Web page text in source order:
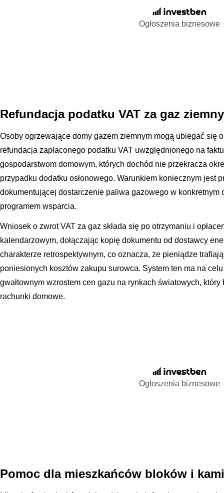
Ogłoszenia biznesowe
Refundacja podatku VAT za gaz ziemny
Osoby ogrzewające domy gazem ziemnym mogą ubiegać się
refundacja zapłaconego podatku VAT uwzględnionego na
gospodarstwom domowym, których dochód nie przekracza
przypadku dodatku osłonowego. Warunkiem koniecznym jest
dokumentującej dostarczenie paliwa gazowego w konkretnym
programem wsparcia.
Wniosek o zwrot VAT za gaz składa się po otrzymaniu i
kalendarzowym, dołączając kopię dokumentu od dostawcy
charakterze retrospektywnym, co oznacza, że pieniądze
poniesionych kosztów zakupu surowca. System ten ma na
gwałtownym wzrostem cen gazu na rynkach światowych,
rachunki domowe.
Ogłoszenia biznesowe
Pomoc dla mieszkańców bloków i